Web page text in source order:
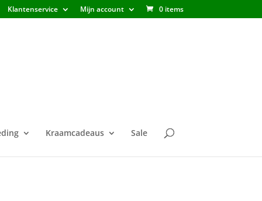
Klantenservice Mijn account 0 items
Kraamcadeaus Sale